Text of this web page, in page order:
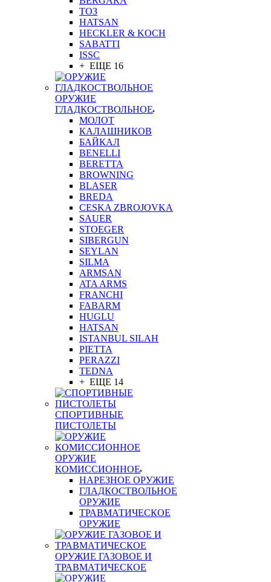
ТОЗ
HATSAN
HECKLER & KOCH
SABATTI
ISSC
+ ЕЩЕ 16
ОРУЖИЕ
ГЛАДКОСТВОЛЬНОЕ
МОЛОТ
КАЛАШНИКОВ
БАЙКАЛ
BENELLI
BERETTA
BROWNING
BLASER
BREDA
CESKA ZBROJOVKA
SAUER
STOEGER
SIBERGUN
SEYLAN
SILMA
ARMSAN
ATA ARMS
FRANCHI
FABARM
HUGLU
HATSAN
ISTANBUL SILAH
PIETTA
PERAZZI
TEDNA
+ ЕЩЕ 14
СПОРТИВНЫЕ
ПИСТОЛЕТЫ
ОРУЖИЕ
КОМИССИОННОЕ
НАРЕЗНОЕ ОРУЖИЕ
ГЛАДКОСТВОЛЬНОЕ
ОРУЖИЕ
ТРАВМАТИЧЕСКОЕ
ОРУЖИЕ
ОРУЖИЕ ГАЗОВОЕ И
ТРАВМАТИЧЕСКОЕ